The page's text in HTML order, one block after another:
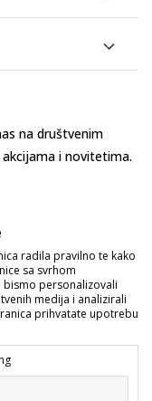
na društvenim
i novitetima.
radila pravilno te kako
sa svrhom
bismo personalizovali
medija i analizirali
prihvatate upotrebu